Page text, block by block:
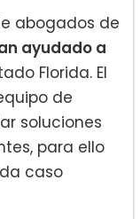
abogados de
ayudado a
Florida. El
de
soluciones
para ello
caso